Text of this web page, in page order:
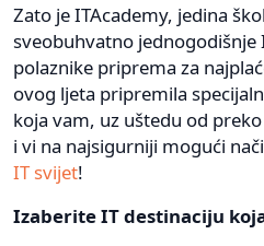
Zato je ITAcademy, jedina
sveobuhvatno jednogodišnje
polaznike priprema za
ovog ljeta pripremila
koja vam, uz uštedu od
i vi na najsigurniji mogući
IT svijet!
Izaberite IT destinaciju